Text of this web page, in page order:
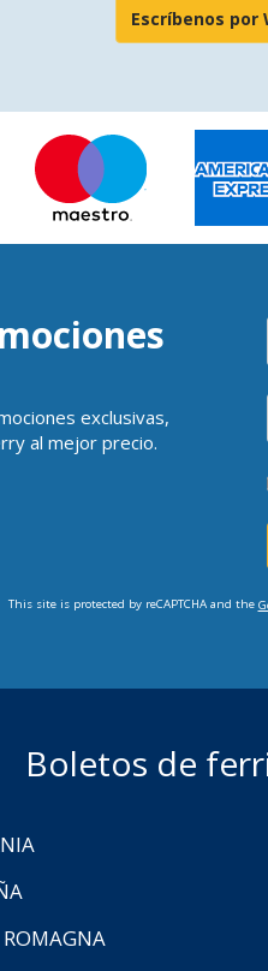
Escríbenos por
exclusivas,
al mejor precio.
This site is protected by reCAPTCHA and the
Boletos de